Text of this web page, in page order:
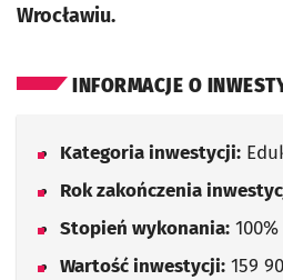
Wrocławiu.
INFORMACJE O
Kategoria inwestycji:
Rok zakończenia
Stopień wykonania: 100%
Wartość inwestycji: 159